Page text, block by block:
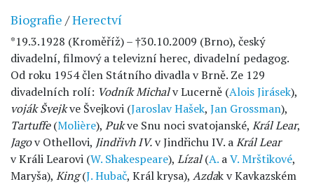
Biografie /Herectví
*19.3.1928 (Kroměříž) – †30.10.2009 (Brno), český
divadelní, filmový a televizní herec, divadelní pedagog.
Od roku 1954 člen Státního divadla v Brně. Ze 129
divadelních rolí: Vodník Michalv Lucerně (Alois Jirásek),
voják Švejkve Švejkovi (Jaroslav Hašek, Jan Grossman),
Tartuffe(Molière), Pukve Snu noci svatojanské, Král Lear,
Jagov Othellovi, Jindřivh IV.v Jindřichu IV. aKrál Lear
v Králi Learovi (W. Shakespeare), Lízal(A. aV. Mrštikové,
Maryša), King(J. Hubač, Král krysa), Azdak v Kavkazském